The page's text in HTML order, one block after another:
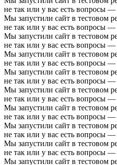
не так или у вас есть вопросы
Мы запустили сайт в тестовом
не так или у вас есть вопросы
Мы запустили сайт в тестовом
не так или у вас есть вопросы
Мы запустили сайт в тестовом
не так или у вас есть вопросы
Мы запустили сайт в тестовом
не так или у вас есть вопросы
Мы запустили сайт в тестовом
не так или у вас есть вопросы
Мы запустили сайт в тестовом
не так или у вас есть вопросы
Мы запустили сайт в тестовом
не так или у вас есть вопросы
Мы запустили сайт в тестовом
не так или у вас есть вопросы
Мы запустили сайт в тестовом